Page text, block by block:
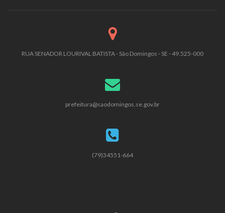
RUA SENADOR LOURIVAL BATISTA - São Domingos - SE - 49.525-000
prefeitura@saodomingos.se.gov.br
(79)34551-664